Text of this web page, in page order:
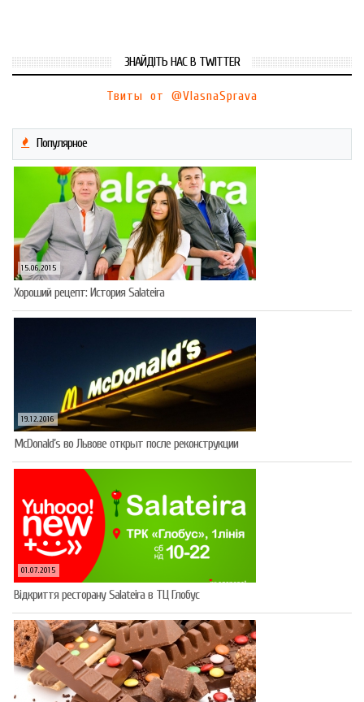
ЗНАЙДІТЬ НАС В TWITTER
Твиты от @VlasnaSprava
Популярное
15.06.2015
Хороший рецепт: История Salateira
19.12.2016
McDonald’s во Львове открыт после реконструкции
01.07.2015
Відкриття ресторану Salateirа в ТЦ Глобус